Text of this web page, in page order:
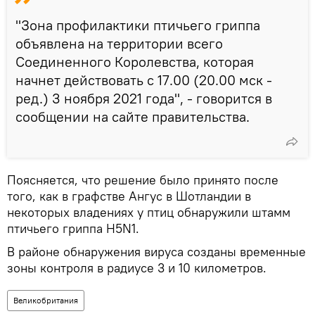
"Зона профилактики птичьего гриппа
объявлена на территории всего
Соединенного Королевства, которая
начнет действовать с 17.00 (20.00 мск -
ред.) 3 ноября 2021 года", - говорится в
сообщении на сайте правительства.
Поясняется, что решение было принято после
того, как в графстве Ангус в Шотландии в
некоторых владениях у птиц обнаружили штамм
птичьего гриппа H5N1.
В районе обнаружения вируса созданы временные
зоны контроля в радиусе 3 и 10 километров.
Великобритания